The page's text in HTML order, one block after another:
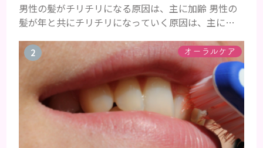
男性の髪がチリチリになる原因は、主に加齢 男性の
髪が年と共にチリチリになっていく原因は、主に加
にツヤがあった男性も、いつのまにか髪がチリチリ
でペタンとするようになったと感じる人もいるでし
ょう。特に大人の男性としての魅力が出てくる40代
以降の男性に悩んでいる人が多い傾向があります。
髪が生え変わるサイクルは、年齢と共に乱れていき
ます。髪が太くならないま...
オーラルケア